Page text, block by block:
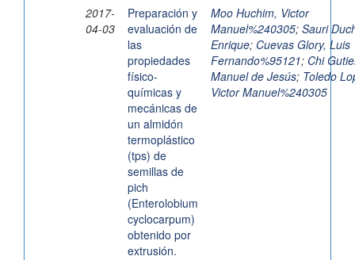
2017-
04-03
Preparación y
evaluación de
las
propiedades
físico-
químicas y
mecánicas de
un almidón
termoplástico
(tps) de
semillas de
pich
(Enterolobium
cyclocarpum)
obtenido por
extrusión.
Moo Huchim, Victor
Manuel%240305; Sauri
Enrique; Cuevas Glory, Luis
Fernando%95121; Chi
Manuel de Jesús; Toledo
Victor Manuel%240305